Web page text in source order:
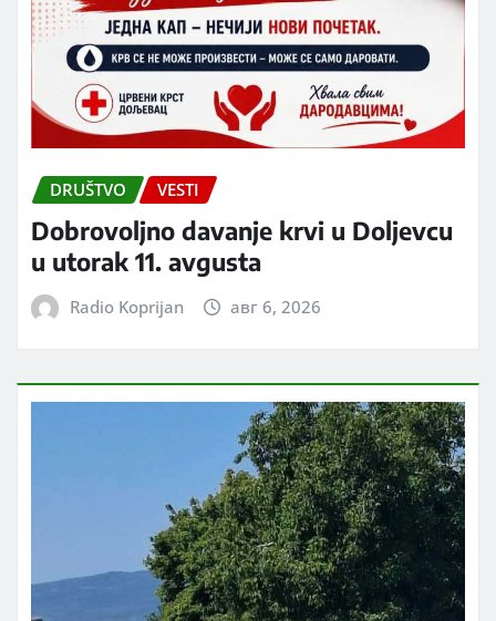
DRUŠTVO VESTI
Dobrovoljno davanje krvi u Doljevcu
u utorak 11. avgusta
Radio Koprijan авг 6, 2026